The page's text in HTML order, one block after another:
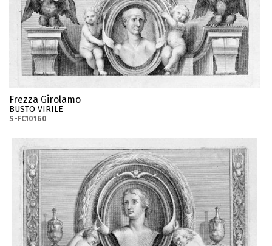
Frezza Girolamo
BUSTO VIRILE
S-FC10160